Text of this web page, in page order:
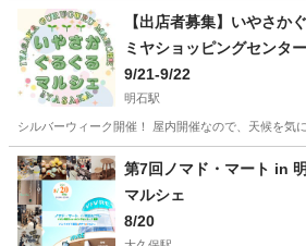
兵庫 神戸市 岡本駅 フリーマーケット
【出店者募集】いやさか
ミヤショッピングセンタ
9/21-9/22
明石駅
シルバーウィーク開催！ 屋内開催なので、天候を気
兵庫 神戸市 明石駅 フリーマーケット
第7回ノマド・マート in
マルシェ
8/20